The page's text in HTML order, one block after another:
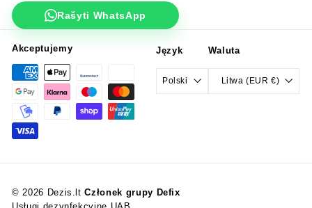
Rašyti WhatsApp
Akceptujemy Język
Polski
Waluta
Litwa (EUR €)
© 2026 Dezis.ltCzłonek grupy Defix